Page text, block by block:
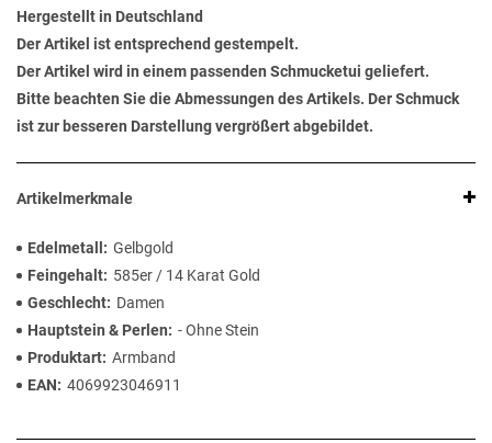
Hergestellt in Deutschland
Der Artikel ist entsprechend gestempelt.
Der Artikel wird in einem passenden Schmucketui geliefert.
Bitte beachten Sie die Abmessungen des Artikels. Der Schmuck
ist zur besseren Darstellung vergrößert abgebildet.
Artikelmerkmale
Edelmetall
Gelbgold
Feingehalt
585er / 14 Karat Gold
Geschlecht
Damen
Hauptstein & Perlen
- Ohne Stein
Produktart Armband
EAN
4069923046911